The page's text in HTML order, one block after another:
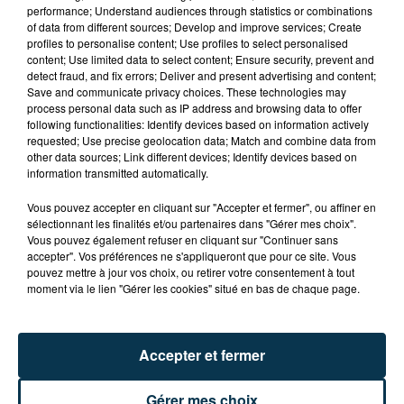
SAINT-ETIENNE : UN ENFANT DÉCÈDE APRÈS
UNE CHUTE DU 8E ÉTAGE
15 000 PERSONNES ATTENDUES À
MONTBRISON POUR LE TOUR DE FRANCE
performance; Understand audiences through statistics or combinations
of data from different sources; Develop and improve services; Create
profiles to personalise content; Use profiles to select personalised
content; Use limited data to select content; Ensure security, prevent and
detect fraud, and fix errors; Deliver and present advertising and content;
Save and communicate privacy choices. These technologies may
process personal data such as IP address and browsing data to offer
following functionalities: Identify devices based on information actively
requested; Use precise geolocation data; Match and combine data from
other data sources; Link different devices; Identify devices based on
information transmitted automatically.
Vous pouvez accepter en cliquant sur "Accepter et fermer", ou affiner en
sélectionnant les finalités et/ou partenaires dans "Gérer mes choix".
Vous pouvez également refuser en cliquant sur "Continuer sans
accepter". Vos préférences ne s'appliqueront que pour ce site. Vous
pouvez mettre à jour vos choix, ou retirer votre consentement à tout
moment via le lien "Gérer les cookies" situé en bas de chaque page.
Accepter et fermer